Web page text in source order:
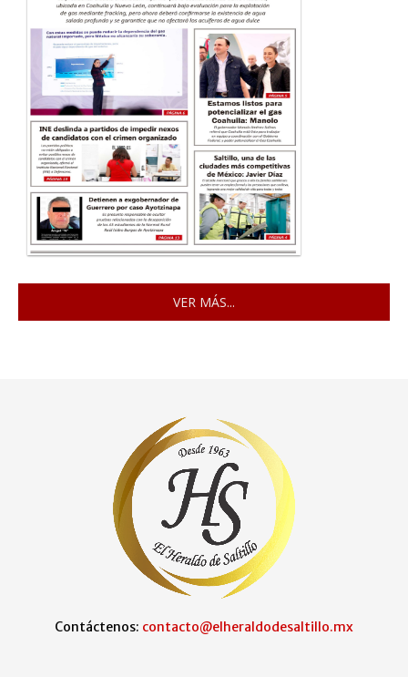
VER MÁS...
Contáctenos: contacto@elheraldodesaltillo.mx